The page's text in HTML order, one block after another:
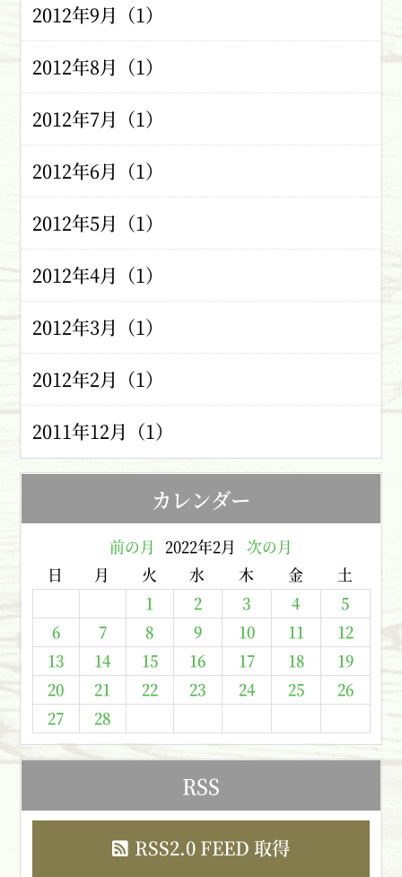
2012年9月（1）
2012年8月（1）
2012年7月（1）
2012年6月（1）
2012年5月（1）
2012年4月（1）
2012年3月（1）
2012年2月（1）
2011年12月（1）
カレンダー
前の月 2022年2月
次の月
日
月 火 水 木 金
土
1
2 3 4
5
6
7 8 9 10 11
12
13
14 15 16 17 18
19
20
21 22 23 24 25
26
27
28
RSS
RSS2.0 FEED 取得